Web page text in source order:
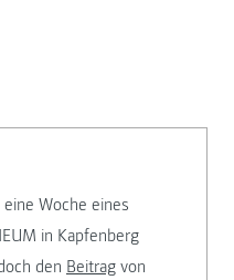
Woche eines
in Kapfenberg
den Beitrag von